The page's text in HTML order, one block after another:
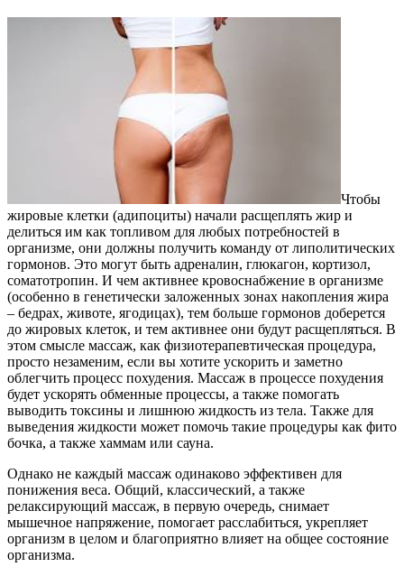
Чтобы
жировые клетки (адипоциты) начали расщеплять жир и
делиться им как топливом для любых потребностей в
организме, они должны получить команду от липолитических
гормонов. Это могут быть адреналин, глюкагон, кортизол,
соматотропин. И чем активнее кровоснабжение в организме
(особенно в генетически заложенных зонах накопления жира
– бедрах, животе, ягодицах), тем больше гормонов доберется
до жировых клеток, и тем активнее они будут расщепляться. В
этом смысле массаж, как физиотерапевтическая процедура,
просто незаменим, если вы хотите ускорить и заметно
облегчить процесс похудения. Массаж в процессе похудения
будет ускорять обменные процессы, а также помогать
выводить токсины и лишнюю жидкость из тела. Также для
выведения жидкости может помочь такие процедуры как фито
бочка, а также хаммам или сауна.
Однако не каждый массаж одинаково эффективен для
понижения веса. Общий, классический, а также
релаксирующий массаж, в первую очередь, снимает
мышечное напряжение, помогает расслабиться, укрепляет
организм в целом и благоприятно влияет на общее состояние
организма.